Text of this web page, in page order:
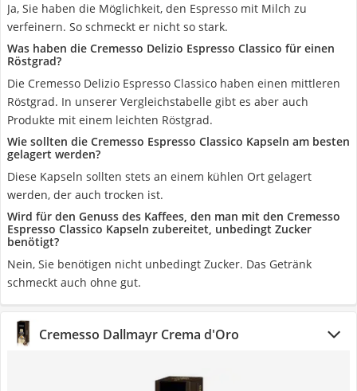
Ja, Sie haben die Möglichkeit, den Espresso mit Milch zu
verfeinern. So schmeckt er nicht so stark.
Was haben die Cremesso Delizio Espresso Classico für einen
Röstgrad?
Die Cremesso Delizio Espresso Classico haben einen mittleren
Röstgrad. In unserer Vergleichstabelle gibt es aber auch
Produkte mit einem leichten Röstgrad.
Wie sollten die Cremesso Espresso Classico Kapseln am besten
gelagert werden?
Diese Kapseln sollten stets an einem kühlen Ort gelagert
werden, der auch trocken ist.
Wird für den Genuss des Kaffees, den man mit den Cremesso
Espresso Classico Kapseln zubereitet, unbedingt Zucker
benötigt?
Nein, Sie benötigen nicht unbedingt Zucker. Das Getränk
schmeckt auch ohne gut.
Cremesso Dallmayr Crema d'Oro